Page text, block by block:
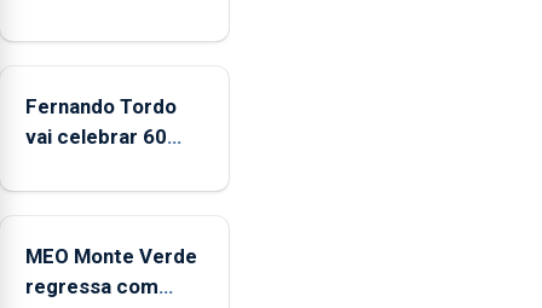
Fernando Tordo
vai celebrar 60
no Coliseu
MEO Monte Verde
regressa com